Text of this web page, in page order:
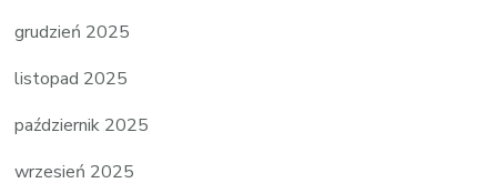
grudzień 2025
listopad 2025
październik 2025
wrzesień 2025